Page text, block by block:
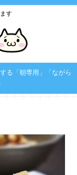
す
る「朝専用」「ながら